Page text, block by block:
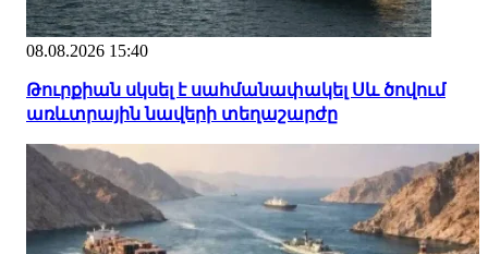
08.08.2026 15:40
Թուրքիան սկսել է սահմանափակել Սև ծովում
առևտրային նավերի տեղաշարժը